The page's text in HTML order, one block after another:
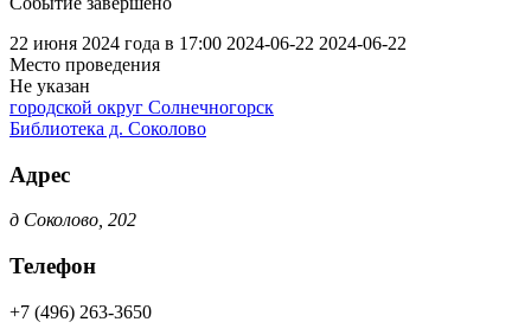
22 июня 2024 года в 17:00 2024-06-22 2024-06-22
Место проведения
Не указан
городской округ Солнечногорск
Библиотека д. Соколово
Адрес
д Соколово, 202
Телефон
+7 (496) 263-3650